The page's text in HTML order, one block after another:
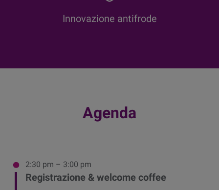
Innovazione antifrode
Agenda
2:30 pm – 3:00 pm
Registrazione & welcome coffee